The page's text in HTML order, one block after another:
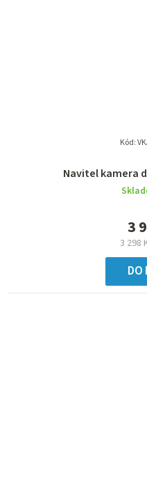
Navitel kamera
3 298
3
DO
Kód: